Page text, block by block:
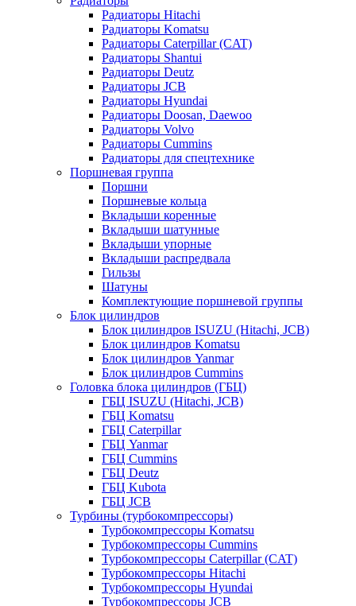
Радиаторы Hitachi
Радиаторы Komatsu
Радиаторы Caterpillar (CAT)
Радиаторы Shantui
Радиаторы Deutz
Радиаторы JCB
Радиаторы Hyundai
Радиаторы Doosan, Daewoo
Радиаторы Volvo
Радиаторы Cummins
Радиаторы для спецтехнике
Поршневая группа
Поршни
Поршневые кольца
Вкладыши коренные
Вкладыши шатунные
Вкладыши упорные
Вкладыши распредвала
Гильзы
Шатуны
Комплектующие поршневой группы
Блок цилиндров
Блок цилиндров ISUZU (Hitachi, JCB)
Блок цилиндров Komatsu
Блок цилиндров Yanmar
Блок цилиндров Cummins
Головка блока цилиндров (ГБЦ)
ГБЦ ISUZU (Hitachi, JCB)
ГБЦ Komatsu
ГБЦ Caterpillar
ГБЦ Yanmar
ГБЦ Cummins
ГБЦ Deutz
ГБЦ Kubota
ГБЦ JCB
Турбины (турбокомпрессоры)
Турбокомпрессоры Komatsu
Турбокомпрессоры Cummins
Турбокомпрессоры Caterpillar (CAT)
Турбокомпрессоры Hitachi
Турбокомпрессоры Hyundai
Турбокомпрессоры JCB